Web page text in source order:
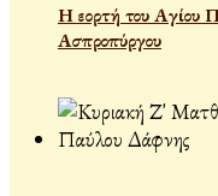
Η εορτή του Αγίου
Ασπροπύργου